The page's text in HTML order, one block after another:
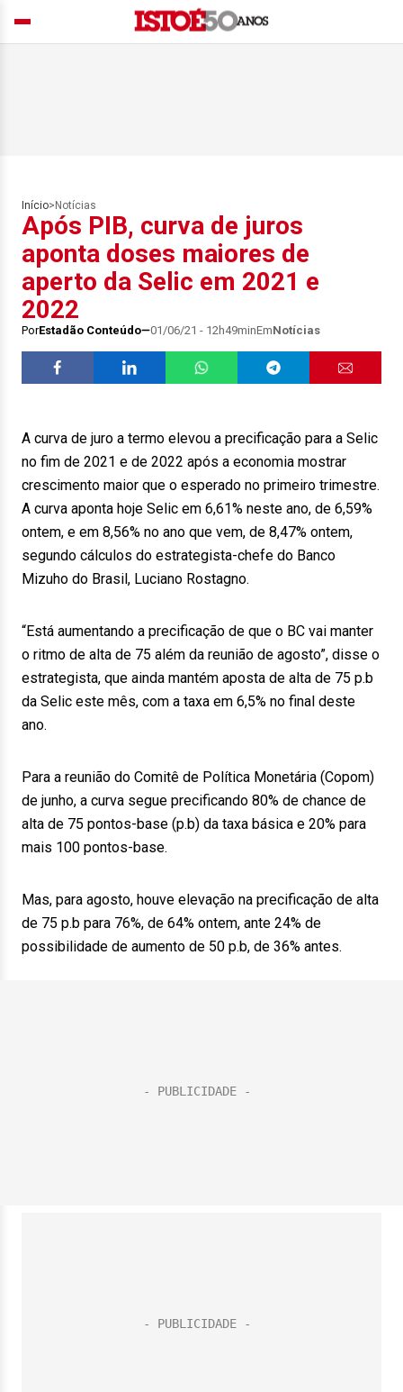
Início> Notícias
Após PIB, curva de juros
aponta doses maiores de
aperto da Selic em 2021 e
2022
PorEstadão Conteúdo 01/06/21 - 12h49minEmNotícias
A curva de juro a termo elevou a precificação para a Selic
no fim de 2021 e de 2022 após a economia mostrar
crescimento maior que o esperado no primeiro trimestre.
A curva aponta hoje Selic em 6,61% neste ano, de 6,59%
ontem, e em 8,56% no ano que vem, de 8,47% ontem,
segundo cálculos do estrategista-chefe do Banco
Mizuho do Brasil, Luciano Rostagno.
“Está aumentando a precificação de que o BC vai manter
o ritmo de alta de 75 além da reunião de agosto”, disse o
estrategista, que ainda mantém aposta de alta de 75 p.b
da Selic este mês, com a taxa em 6,5% no final deste
ano.
Para a reunião do Comitê de Política Monetária (Copom)
de junho, a curva segue precificando 80% de chance de
alta de 75 pontos-base (p.b) da taxa básica e 20% para
mais 100 pontos-base.
Mas, para agosto, houve elevação na precificação de alta
de 75 p.b para 76%, de 64% ontem, ante 24% de
possibilidade de aumento de 50 p.b, de 36% antes.